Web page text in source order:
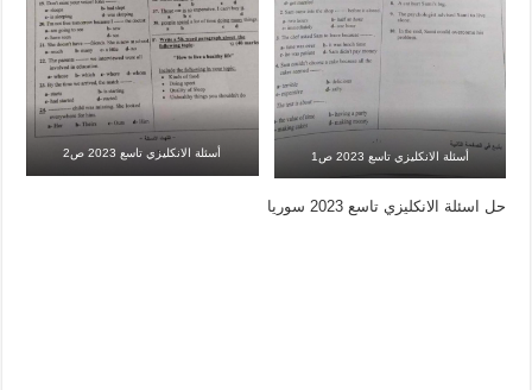
أسئلة الانكليزي تاسع 2023 ص1 أسئلة الانكليزي تاسع 2023 ص2
حل اسئلة الانكليزي تاسع 2023 سوريا